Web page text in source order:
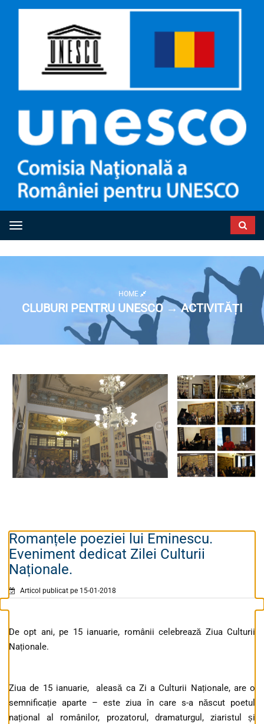
Toggle navigation
HOME
CLUBURI PENTRU UNESCO → ACTIVITĂȚI
Romanțele poeziei lui Eminescu.
Eveniment dedicat Zilei Culturii
Naționale.
Articol publicat pe 15-01-2018
De opt ani, pe 15 ianuarie, românii celebrează Ziua Culturii
Naționale.
Ziua de 15 ianuarie, aleasă ca Zi a Culturii Naționale, are o
semnificație aparte – este ziua în care s-a născut poetul
național al românilor, prozatorul, dramaturgul, ziaristul și